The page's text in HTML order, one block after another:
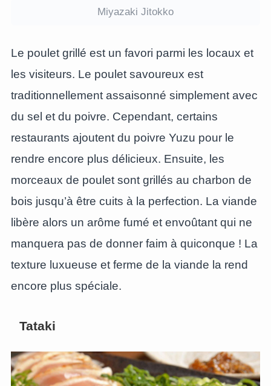
Miyazaki Jitokko
Le poulet grillé est un favori parmi les locaux et
les visiteurs. Le poulet savoureux est
traditionnellement assaisonné simplement avec
du sel et du poivre. Cependant, certains
restaurants ajoutent du poivre Yuzu pour le
rendre encore plus délicieux. Ensuite, les
morceaux de poulet sont grillés au charbon de
bois jusqu’à être cuits à la perfection. La viande
libère alors un arôme fumé et envoûtant qui ne
manquera pas de donner faim à quiconque ! La
texture luxueuse et ferme de la viande la rend
encore plus spéciale.
Tataki